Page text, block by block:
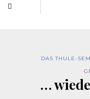
DAS THULE-
…